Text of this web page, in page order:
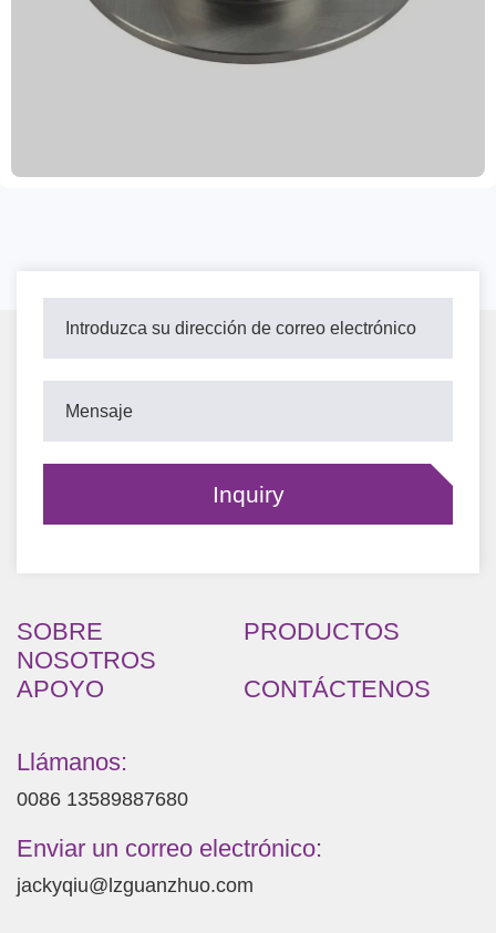
funcionamiento suave, con orificios de posicionamiento de alta
precisión. Es compatible con más del 99 % de los modelos de
vehículos a nivel mundial y cumple con los requisitos
condiciones climáticas. Disponibles en colores personalizables en
rentables, seguras y duraderas.
SOBRE
NOSOTROS
PRODUCTOS
APOYO CONTÁCTENOS
Llámanos:
0086 13589887680
Enviar un correo electrónico:
jackyqiu@lzguanzhuo.com